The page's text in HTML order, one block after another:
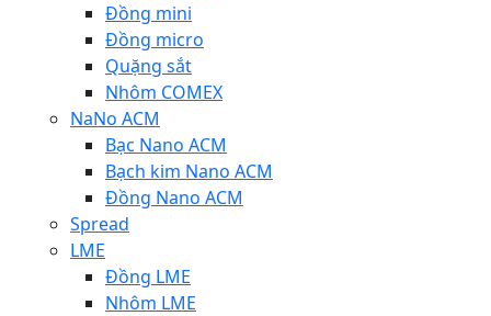
Đồng mini
Đồng micro
Quặng sắt
Nhôm COMEX
NaNo ACM
Bạc Nano ACM
Bạch kim Nano ACM
Đồng Nano ACM
Spread
LME
Đồng LME
Nhôm LME